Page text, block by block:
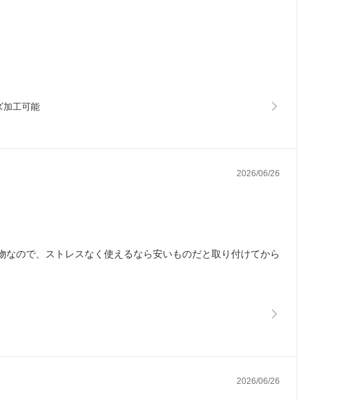
加工可能
2026/06/26
ので、ストレスなく使えるなら安いものだと取り付けてから
2026/06/26